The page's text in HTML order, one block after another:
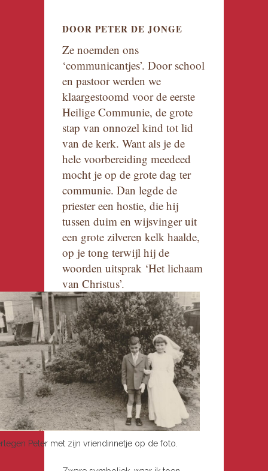
DOOR PETER DE JONGE
Ze noemden ons
‘communicantjes’. Door school
en pastoor werden we
klaargestoomd voor de eerste
Heilige Communie, de grote
stap van onnozel kind tot lid
van de kerk. Want als je de
hele voorbereiding meedeed
mocht je op de grote dag ter
communie. Dan legde de
priester een hostie, die hij
tussen duim en wijsvinger uit
een grote zilveren kelk haalde,
op je tong terwijl hij de
woorden uitsprak ‘Het lichaam
van Christus’.
Peter met zijn vriendinnetje op de foto.